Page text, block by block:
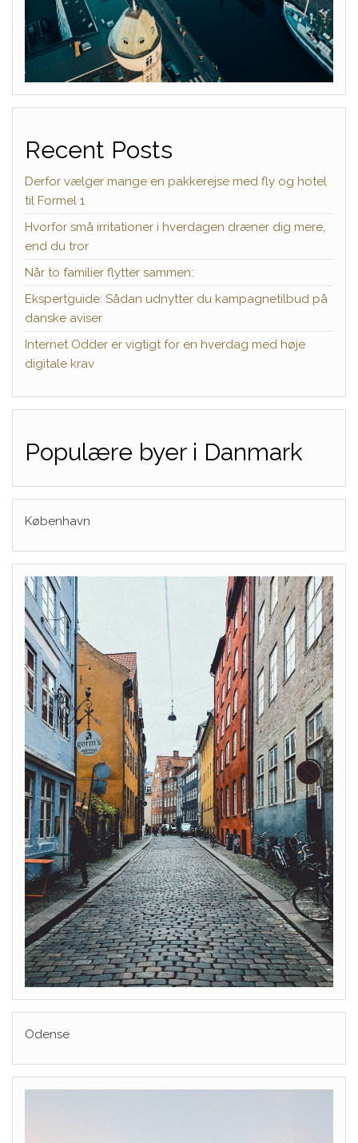
Recent Posts
Derfor vælger mange en pakkerejse med fly og hotel
til Formel 1
Hvorfor små irritationer i hverdagen dræner dig mere,
end du tror
Når to familier flytter sammen:
Ekspertguide: Sådan udnytter du kampagnetilbud på
danske aviser
Internet Odder er vigtigt for en hverdag med høje
digitale krav
Populære byer i Danmark
København
Odense